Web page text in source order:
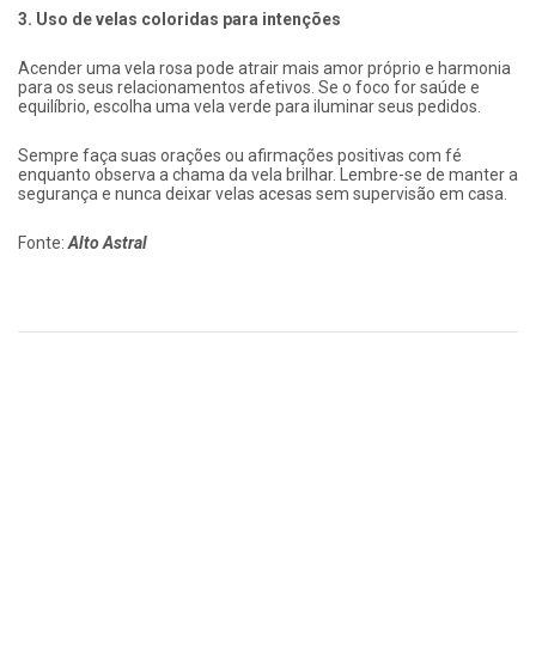
3. Uso de velas coloridas para intenções
Acender uma vela rosa pode atrair mais amor próprio e harmonia
para os seus relacionamentos afetivos. Se o foco for saúde e
equilíbrio, escolha uma vela verde para iluminar seus pedidos.
Sempre faça suas orações ou afirmações positivas com fé
enquanto observa a chama da vela brilhar. Lembre-se de manter a
segurança e nunca deixar velas acesas sem supervisão em casa.
Fonte:Alto Astral